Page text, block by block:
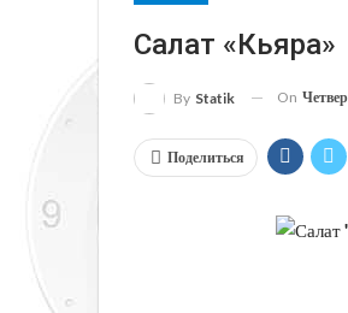
Салат «Кьяра»
By Statik On
Поделиться